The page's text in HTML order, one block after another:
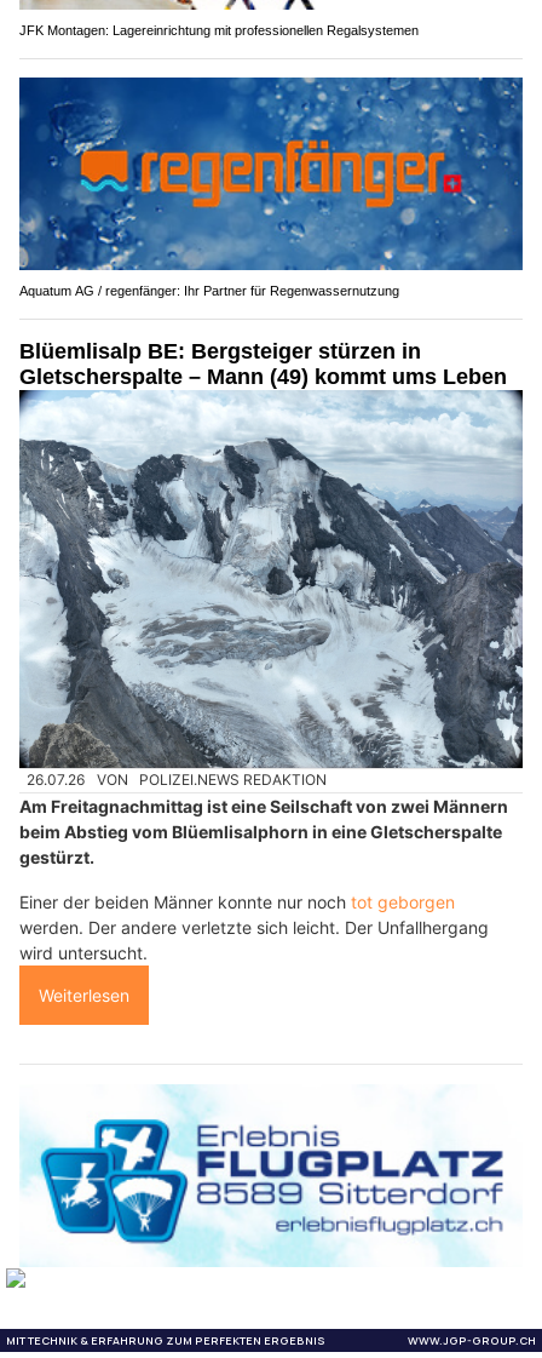
JFK Montagen: Lagereinrichtung mit professionellen Regalsystemen
Aquatum AG / regenfänger: Ihr Partner für Regenwassernutzung
Blüemlisalp BE: Bergsteiger stürzen in
Gletscherspalte – Mann (49) kommt ums Leben
26.07.26 VON POLIZEI.NEWS REDAKTION
Am Freitagnachmittag ist eine Seilschaft von zwei Männern
beim Abstieg vom Blüemlisalphorn in eine Gletscherspalte
gestürzt.
Einer der beiden Männer konnte nur noch tot geborgen
werden. Der andere verletzte sich leicht. Der Unfallhergang
wird untersucht.
Weiterlesen